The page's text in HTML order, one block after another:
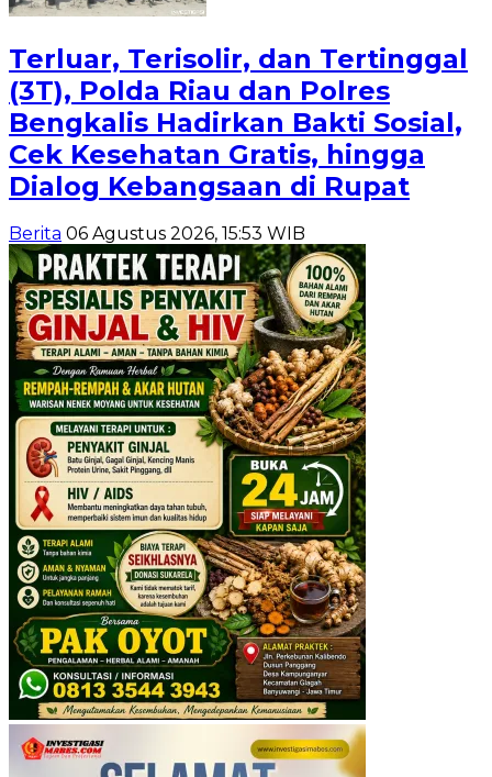
Terluar, Terisolir, dan Tertinggal
(3T), Polda Riau dan Polres
Bengkalis Hadirkan Bakti Sosial,
Cek Kesehatan Gratis, hingga
Dialog Kebangsaan di Rupat
Berita 06 Agustus 2026, 15:53 WIB